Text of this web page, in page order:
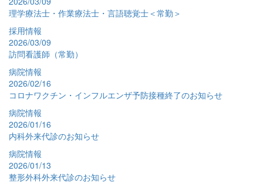
理学療法士・作業療法士・言語聴覚士＜常勤＞
採用情報
2026/03/09
訪問看護師（常勤）
病院情報
2026/02/16
コロナワクチン・インフルエンザ予防接種終了のお知らせ
病院情報
2026/01/16
内科外来代診のお知らせ
病院情報
2026/01/13
整形外科外来代診のお知らせ